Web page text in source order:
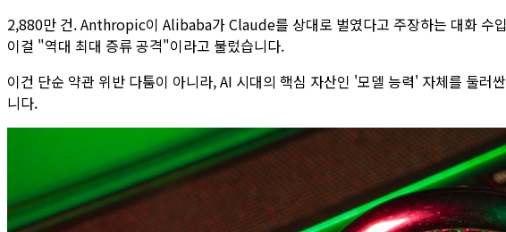
2,880만 건. Anthropic이 Alibaba가 Claude를 상대로 벌였다고 주장하는 대화 수
이걸 "역대 최대 증류 공격"이라고 불렀습니다.
이건 단순 약관 위반 다툼이 아니라, AI 시대의 핵심 자산인 '모델 능력' 자체를 둘
니다.